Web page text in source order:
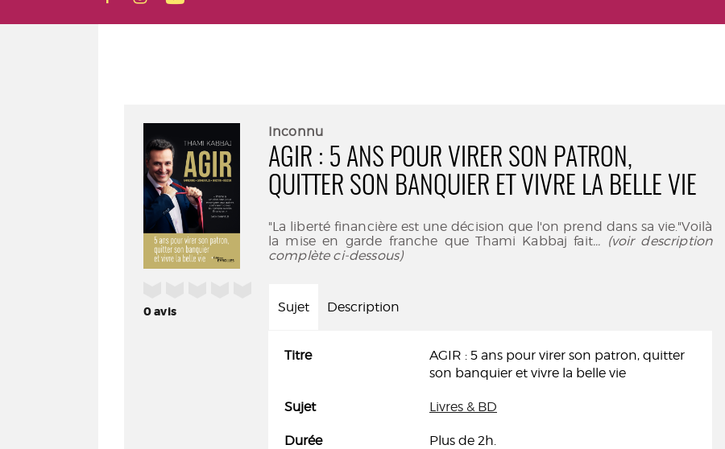
0avis
Inconnu
AGIR : 5 ANS POUR VIRER SON PATRON,
QUITTER SON BANQUIER ET VIVRE LA BELLE VIE
"La liberté financière est une décision que l'on prend dans sa vie."Voilà
la mise en garde franche que Thami Kabbaj fait... (voir description
complète ci-dessous)
Sujet Description
Titre
AGIR : 5 ans pour virer son patron, quitter
son banquier et vivre la belle vie
Sujet Livres & BD
Durée Plus de 2h.